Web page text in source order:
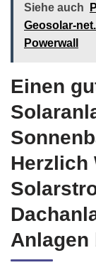
Siehe auch
Geosolar-
Powerwall
Einen
Herzlich
Anlagen